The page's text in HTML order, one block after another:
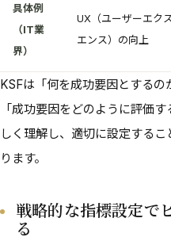
具体例
（IT業
界）
UX（ユーザーエク
エンス）の向上
KSFは「何を成功要因とする
「成功要因をどのように評価
しく理解し、適切に設定する
ります。
戦略的な指標設定で
る